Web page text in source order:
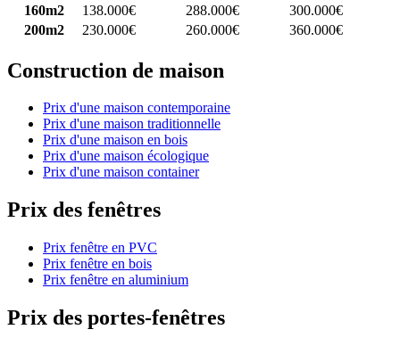
160m2
138.000€ 288.000€
300.000€
200m2
230.000€ 260.000€ 360.000€
Construction de maison
Prix d'une maison contemporaine
Prix d'une maison traditionnelle
Prix d'une maison en bois
Prix d'une maison écologique
Prix d'une maison container
Prix des fenêtres
Prix fenêtre en PVC
Prix fenêtre en bois
Prix fenêtre en aluminium
Prix des portes-fenêtres